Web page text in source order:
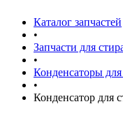
Каталог запчастей
•
Запчасти для
•
Конденсаторы
•
Конденсатор для